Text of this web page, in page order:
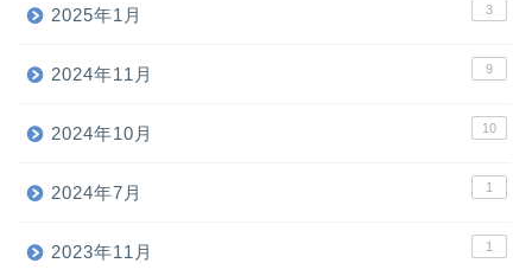
2025年1月 3
2024年11月 9
2024年10月 10
2024年7月 1
2023年11月 1